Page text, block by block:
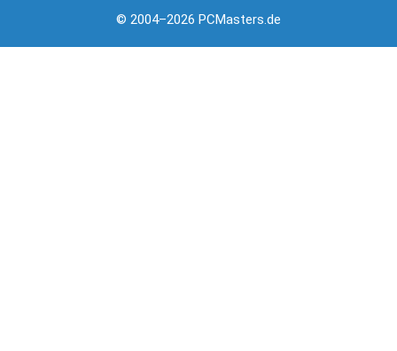
© 2004–2026 PCMasters.de